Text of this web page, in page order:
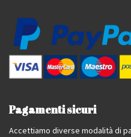
Pagamenti sicuri
Accettiamo diverse modalità di